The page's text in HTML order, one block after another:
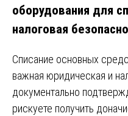
оборудования для
налоговая
Списание основных
важная юридическая и
документально
рискуете получить